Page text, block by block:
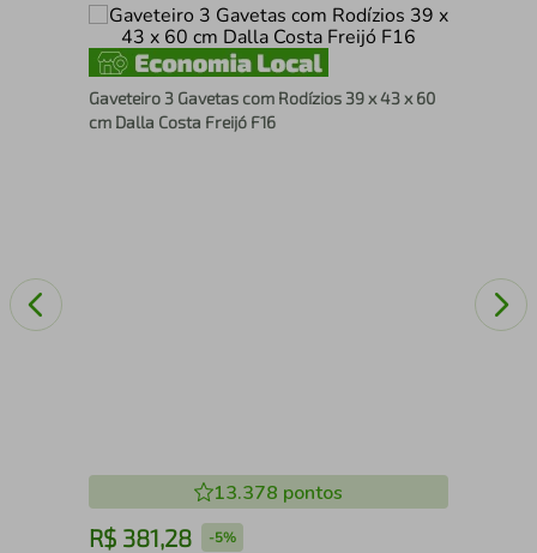
Gaveteiro 3 Gavetas com Rodízios 39 x 43 x 60
cm Dalla Costa Freijó F16
13.378 pontos
R$ 381,28 -5%